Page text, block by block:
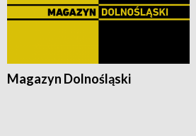
Magazyn Dolnośląski